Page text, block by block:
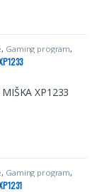
, Gaming program,
, Gaming program,